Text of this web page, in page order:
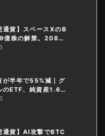
通貨】スペースXのB
億株の解禁。208億
盗難
が半年で55%減｜グ
のETF、純資産1.6億
通貨】AI攻撃でBTC